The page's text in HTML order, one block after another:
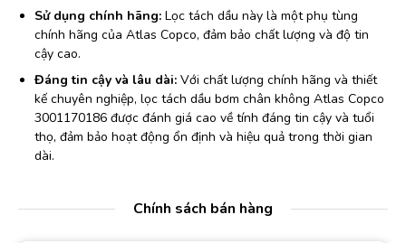
Sử dụng chính hãng: Lọc tách dầu này là một phụ tùng
chính hãng của Atlas Copco, đảm bảo chất lượng và độ tin
cậy cao.
Đáng tin cậy và lâu dài: Với chất lượng chính hãng và thiết
kế chuyên nghiệp, lọc tách dầu bơm chân không Atlas Copco
3001170186 được đánh giá cao về tính đáng tin cậy và tuổi
thọ, đảm bảo hoạt động ổn định và hiệu quả trong thời gian
dài.
Chính sách bán hàng